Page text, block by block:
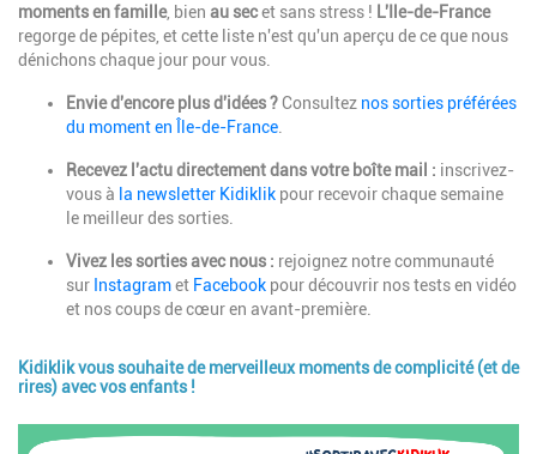
moments en famille, bien au secet sans stress ! L'Ile-de-France
regorge de pépites, et cette liste n'est qu'un aperçu de ce que nous
dénichons chaque jour pour vous.
Envie d'encore plus d'idées ?Consultez nos sorties préférées
du moment en Île-de-France.
Recevez l'actu directement dans votre boîte mail : inscrivez-
vous à la newsletter Kidiklik pour recevoir chaque semaine
le meilleur des sorties.
Vivez les sorties avec nous : rejoignez notre communauté
sur Instagramet Facebook pour découvrir nos tests en vidéo
et nos coups de cœur en avant-première.
Kidiklik vous souhaite de merveilleux moments de complicité (et de
rires) avec vos enfants !
Image